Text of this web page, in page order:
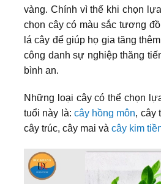
vàng. Chính vì thế khi chọn
chọn cây có màu sắc tương
lá cây để giúp họ gia tăng
công danh sự nghiệp thăng
bình an.
Những loại cây có thể chọn
tuổi này là: cây hồng môn, cây
cây trúc, cây mai và cây kim